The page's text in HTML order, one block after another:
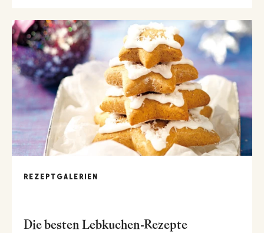
REZEPTGALERIEN
Die besten Lebkuchen-Rezepte